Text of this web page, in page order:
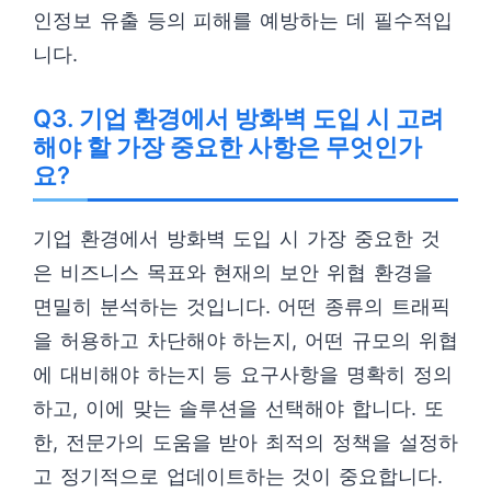
인정보 유출 등의 피해를 예방하는 데 필수적입
니다.
Q3. 기업 환경에서 방화벽 도입 시 고려
해야 할 가장 중요한 사항은 무엇인가
요?
기업 환경에서 방화벽 도입 시 가장 중요한 것
은 비즈니스 목표와 현재의 보안 위협 환경을
면밀히 분석하는 것입니다. 어떤 종류의 트래픽
을 허용하고 차단해야 하는지, 어떤 규모의 위협
에 대비해야 하는지 등 요구사항을 명확히 정의
하고, 이에 맞는 솔루션을 선택해야 합니다. 또
한, 전문가의 도움을 받아 최적의 정책을 설정하
고 정기적으로 업데이트하는 것이 중요합니다.